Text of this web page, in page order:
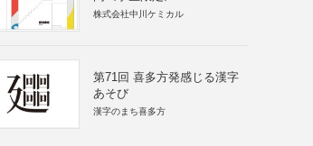
株式会社中川ケミカル
第71回 喜多方発感じる漢字
あそび
漢字のまち喜多方